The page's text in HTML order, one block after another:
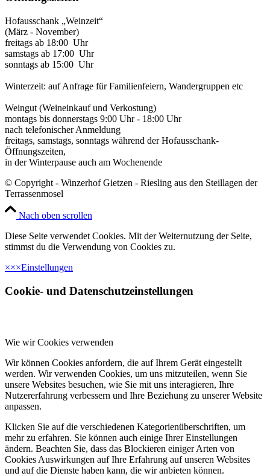
Hofausschank „Weinzeit“
(März - November)
freitags ab 18:00 Uhr
samstags ab 17:00 Uhr
sonntags ab 15:00 Uhr
Winterzeit: auf Anfrage für Familienfeiern, Wandergruppen etc
Weingut (Weineinkauf und Verkostung)
montags bis donnerstags 9:00 Uhr - 18:00 Uhr
nach telefonischer Anmeldung
freitags, samstags, sonntags während der Hofausschank-
Öffnungszeiten,
in der Winterpause auch am Wochenende
© Copyright - Winzerhof Gietzen - Riesling aus den Steillagen der
Terrassenmosel
Nach oben scrollen
Diese Seite verwendet Cookies. Mit der Weiternutzung der Seite,
stimmst du die Verwendung von Cookies zu.
×××Einstellungen
Cookie- und Datenschutzeinstellungen
Wie wir Cookies verwenden
Wir können Cookies anfordern, die auf Ihrem Gerät eingestellt
werden. Wir verwenden Cookies, um uns mitzuteilen, wenn Sie
unsere Websites besuchen, wie Sie mit uns interagieren, Ihre
Nutzererfahrung verbessern und Ihre Beziehung zu unserer Website
anpassen.
Klicken Sie auf die verschiedenen Kategorienüberschriften, um
mehr zu erfahren. Sie können auch einige Ihrer Einstellungen
ändern. Beachten Sie, dass das Blockieren einiger Arten von
Cookies Auswirkungen auf Ihre Erfahrung auf unseren Websites
und auf die Dienste haben kann, die wir anbieten können.